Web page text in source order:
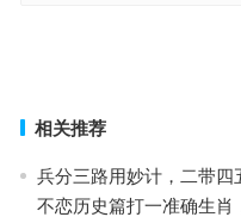
相关推荐
兵分三路用妙计，二带
不恋历史篇打一准确生肖